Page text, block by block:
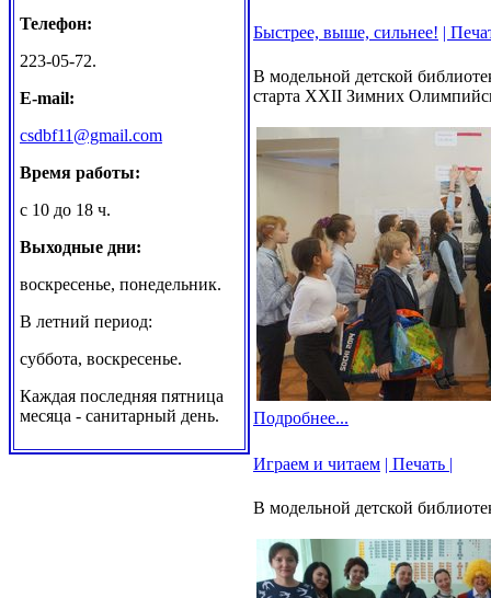
Телефон:
223-05-72.
E-mail:
csdbf11@gmail.com
Время работы:
с 10 до 18 ч.
Выходные дни:
воскресенье, понедельник.
В летний период:
суббота, воскресенье.
Каждая последняя пятница
месяца - санитарный день.
Быстрее, выше, сильнее! |
В модельной детской
старта XXII Зимних
Подробнее...
Играем и читаем | Печать |
В модельной детской